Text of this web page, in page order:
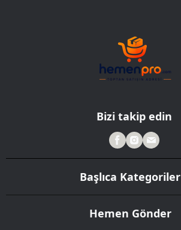
Bizi takip edin
Başlıca Kategoriler
Hemen Gönder